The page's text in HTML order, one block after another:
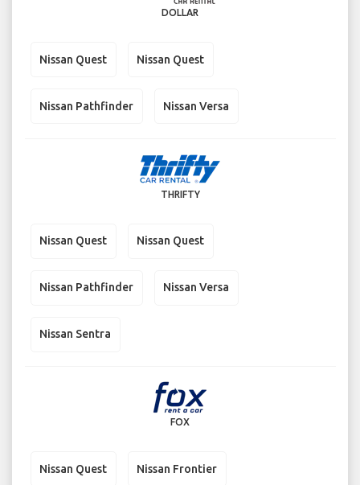
DOLLAR
Nissan Quest Nissan Quest
Nissan Pathfinder Nissan Versa
THRIFTY
Nissan Quest Nissan Quest
Nissan Pathfinder Nissan Versa
Nissan Sentra
FOX
Nissan Quest Nissan Frontier